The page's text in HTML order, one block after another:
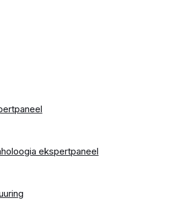
ekspertpaneel